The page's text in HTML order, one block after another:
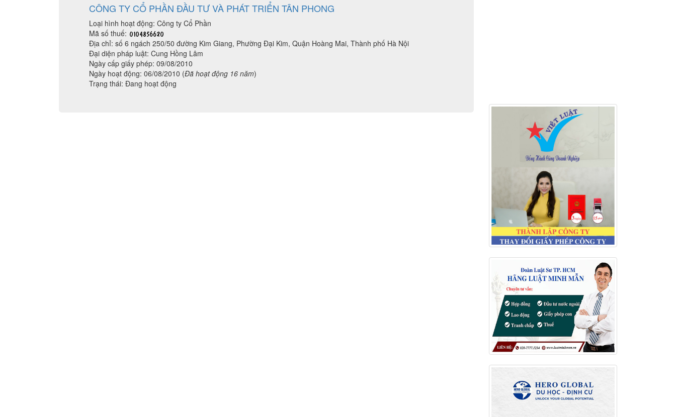
CÔNG TY CỔ PHẦN ĐẦU TƯ VÀ PHÁT TRIỂN TÂN PHONG
Loại hình hoạt động: Công ty Cổ Phần
Mã số thuế:
Địa chỉ: số 6 ngách 250/50 đường Kim Giang, Phường Đại Kim, Quận Hoàng Mai, Thành phố Hà Nội
Đại diện pháp luật: Cung Hồng Lâm
Ngày cấp giấy phép: 09/08/2010
Ngày hoạt động: 06/08/2010 (Đã hoạt động 16 năm)
Trạng thái: Đang hoạt động